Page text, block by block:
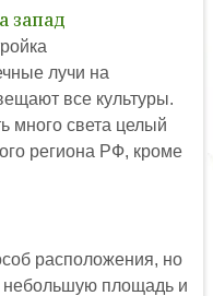
запад
лучи на
все культуры.
много света целый
региона РФ, кроме
расположения, но
небольшую площадь и